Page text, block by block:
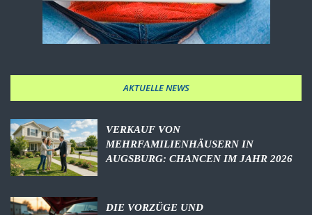
AKTUELLE NEWS
VERKAUF VON
MEHRFAMILIENHÄUSERN IN
AUGSBURG: CHANCEN IM JAHR 2026
DIE VORZÜGE UND